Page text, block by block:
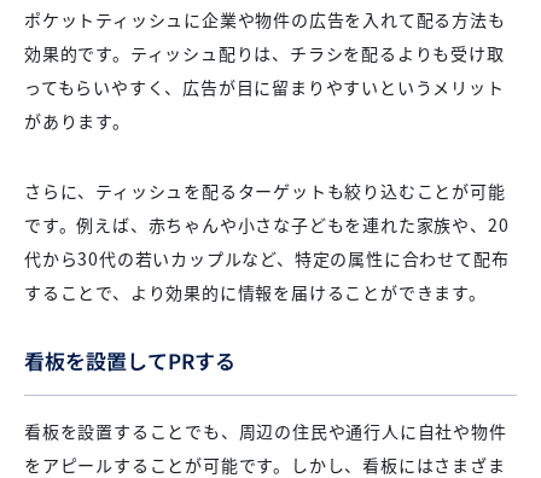
ポケットティッシュに企業や物件の広告を入れて配る方法も
効果的です。ティッシュ配りは、チラシを配るよりも受け取
ってもらいやすく、広告が目に留まりやすいというメリット
があります。
さらに、ティッシュを配るターゲットも絞り込むことが可能
です。例えば、赤ちゃんや小さな子どもを連れた家族や、20
代から30代の若いカップルなど、特定の属性に合わせて配布
することで、より効果的に情報を届けることができます。
看板を設置してPRする
看板を設置することでも、周辺の住民や通行人に自社や物件
をアピールすることが可能です。しかし、看板にはさまざま